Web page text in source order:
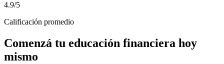
4.9/5
Calificación promedio
Comenzá tu educación financiera hoy
mismo